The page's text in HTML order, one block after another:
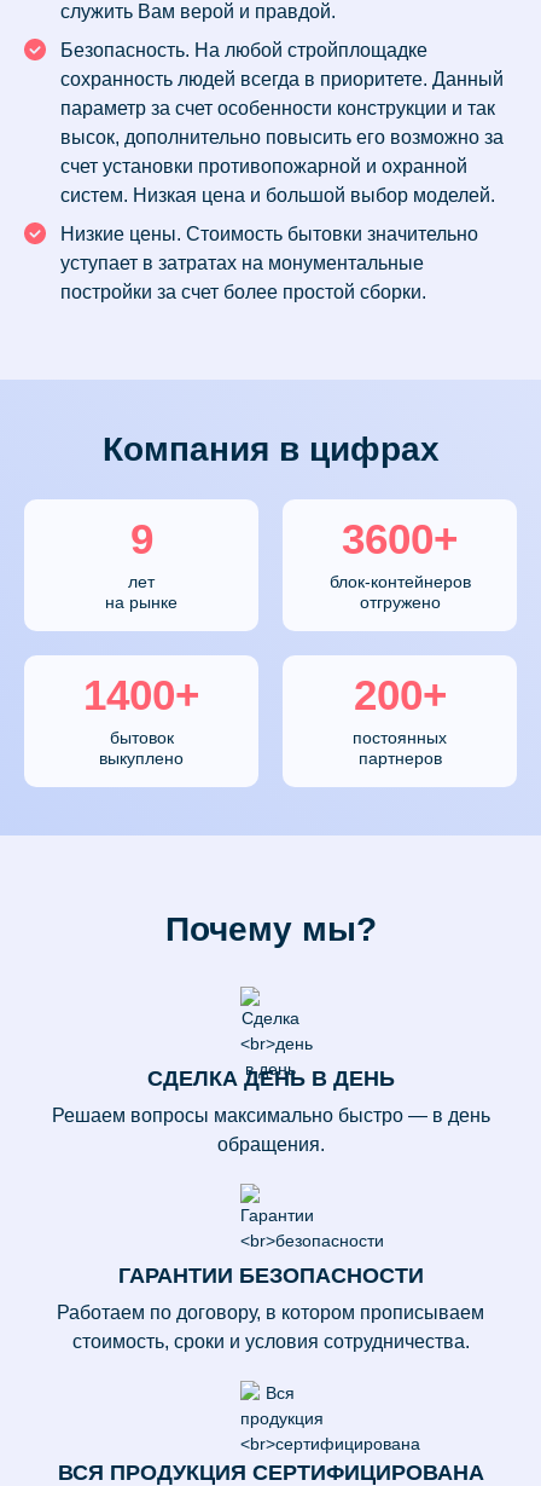
служить Вам верой и правдой.
Безопасность. На любой стройплощадке
сохранность людей всегда в приоритете. Данный
параметр за счет особенности конструкции и так
высок, дополнительно повысить его возможно за
счет установки противопожарной и охранной
систем. Низкая цена и большой выбор моделей.
Низкие цены. Стоимость бытовки значительно
уступает в затратах на монументальные
постройки за счет более простой сборки.
Компания в цифрах
9
лет
на рынке
3600+
блок-контейнеров
отгружено
1400+
бытовок
выкуплено
200+
постоянных
партнеров
Почему мы?
СДЕЛКА ДЕНЬ В ДЕНЬ
Решаем вопросы максимально быстро — в день
обращения.
ГАРАНТИИ БЕЗОПАСНОСТИ
Работаем по договору, в котором прописываем
стоимость, сроки и условия сотрудничества.
ВСЯ ПРОДУКЦИЯ СЕРТИФИЦИРОВАНА